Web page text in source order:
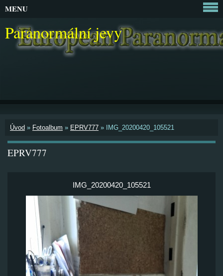
Paranormální jevy
Úvod » Fotoalbum » EPRV777 » IMG_20200420_105521
EPRV777
IMG_20200420_105521
MENU